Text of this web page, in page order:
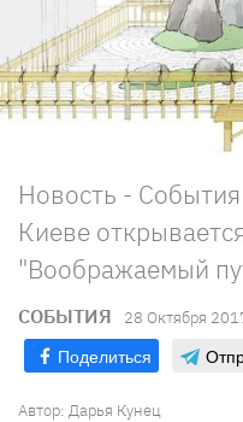
Новость -
Киеве
"Воображаемый
СОБЫТИЯ 28 Октября
Поделиться
Автор: Дарья Кунец